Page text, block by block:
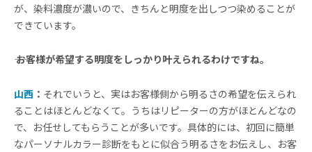
が、染料濃度が濃いので、きちんと明度を出しつつ染めることが
できています。
―― お客様が希望する明度をしっかり叶えられるわけですね。
山西 ： それでいうと、実はお客様側から明るさの希望を伝えられ
ることはほとんどなくて。うちはリピーターの方がほとんどなの
で、お任せしてもらうことが多いです。具体的には、初回に簡単
なパーソナルカラー診断をもとに似合う明るさをお伝えし、お客